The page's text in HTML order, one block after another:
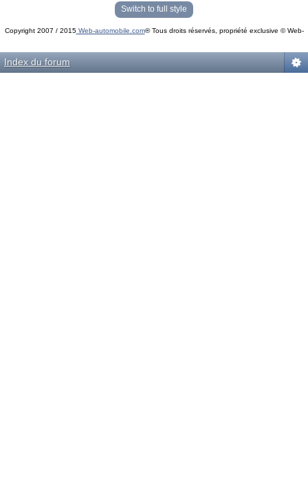
« phpBB Gallery » - Traduction française par
darky
Switch to full style
Copyright 2007 / 2015Web-automobile.com® Tous droits réservés, propriété exclusive © Web-
Index du forum